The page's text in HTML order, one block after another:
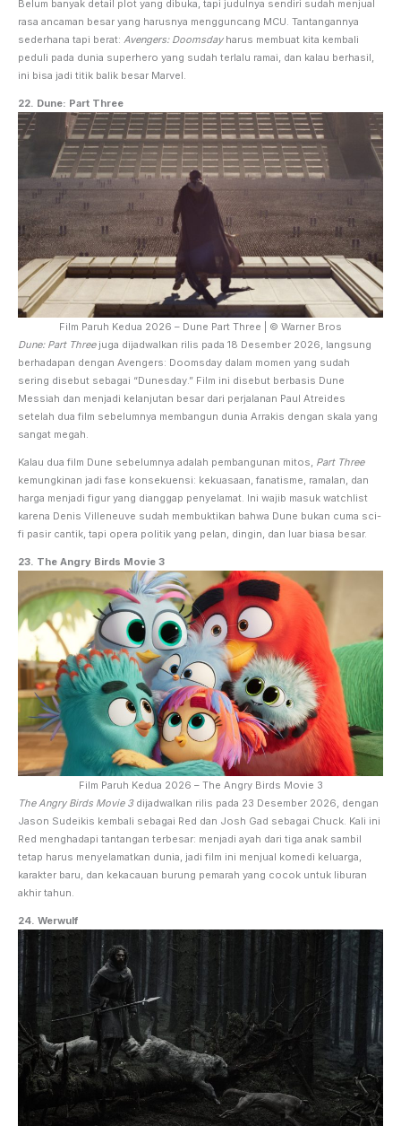
Belum banyak detail plot yang dibuka, tapi judulnya sendiri sudah menjual
rasa ancaman besar yang harusnya mengguncang MCU. Tantangannya
sederhana tapi berat: Avengers: Doomsdayharus membuat kita kembali
peduli pada dunia superhero yang sudah terlalu ramai, dan kalau berhasil,
ini bisa jadi titik balik besar Marvel.
22. Dune: Part Three
Film Paruh Kedua 2026 – Dune Part Three | © Warner Bros
Dune: Part Threejuga dijadwalkan rilis pada 18 Desember 2026, langsung
berhadapan dengan Avengers: Doomsday dalam momen yang sudah
sering disebut sebagai “Dunesday.” Film ini disebut berbasis Dune
Messiah dan menjadi kelanjutan besar dari perjalanan Paul Atreides
setelah dua film sebelumnya membangun dunia Arrakis dengan skala yang
sangat megah.
Kalau dua film Dune sebelumnya adalah pembangunan mitos, Part Three
kemungkinan jadi fase konsekuensi: kekuasaan, fanatisme, ramalan, dan
harga menjadi figur yang dianggap penyelamat. Ini wajib masuk watchlist
karena Denis Villeneuve sudah membuktikan bahwa Dune bukan cuma sci-
fi pasir cantik, tapi opera politik yang pelan, dingin, dan luar biasa besar.
23. The Angry Birds Movie 3
Film Paruh Kedua 2026 – The Angry Birds Movie 3
The Angry Birds Movie 3dijadwalkan rilis pada 23 Desember 2026, dengan
Jason Sudeikis kembali sebagai Red dan Josh Gad sebagai Chuck. Kali ini
Red menghadapi tantangan terbesar: menjadi ayah dari tiga anak sambil
tetap harus menyelamatkan dunia, jadi film ini menjual komedi keluarga,
karakter baru, dan kekacauan burung pemarah yang cocok untuk liburan
akhir tahun.
24. Werwulf